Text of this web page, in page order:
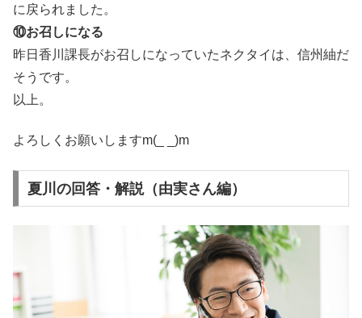
に戻られました。
⑩お召しになる
昨日香川課長がお召しになっていたネクタイは、信州紬だ
そうです。
以上。
よろしくお願いしますm(_ _)m
夏川の回答・解説（由実さん編）